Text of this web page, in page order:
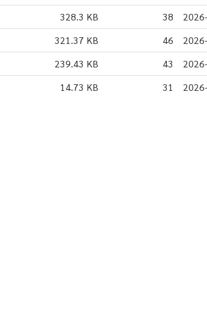
328.3 KB 38
321.37 KB 46
239.43 KB 43
14.73 KB 31